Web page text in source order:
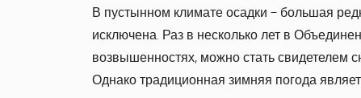
В пустынном климате осадки – большая
исключена. Раз в несколько лет в
возвышенностях, можно стать свидетелем
Однако традиционная зимняя погода